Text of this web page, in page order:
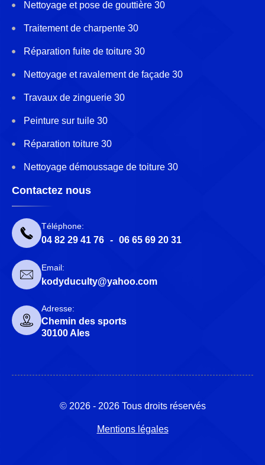
Nettoyage et pose de gouttière 30
Traitement de charpente 30
Réparation fuite de toiture 30
Nettoyage et ravalement de façade 30
Travaux de zinguerie 30
Peinture sur tuile 30
Réparation toiture 30
Nettoyage démoussage de toiture 30
Contactez nous
Téléphone:
04 82 29 41 76 - 06 65 69 20 31
Email:
kodyduculty@yahoo.com
Adresse:
Chemin des sports
30100 Ales
© 2026 - 2026 Tous droits réservés
Mentions légales